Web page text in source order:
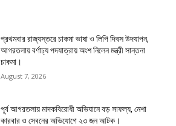
প্রথমবার রাজ্যস্তরে চাকমা ভাষা ও লিপি দিবস উদযাপন,
আগরতলায় বর্ণাঢ্য পদযাত্রায় অংশ নিলেন মন্ত্রী সান্তনা
চাকমা।
August 7, 2026
পূর্ব আগরতলায় মাদকবিরোধী অভিযানে বড় সাফল্য, নেশা
কারবার ও সেবনের অভিযোগে ২৩ জন আটক।